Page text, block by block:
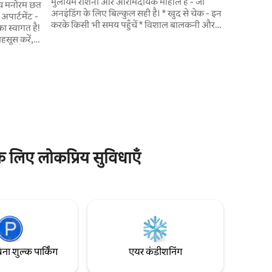
-
स्वागत है!
करें,
अनइंडिंग के लिए बिल्कुल सही है। * खुद से चेक - इन
करके किसी भी समय पहुँचें * विशाल बालकनी और
लोकप्रिय सुविधाएँ
शुल्क पार्किंग एयर कंडीशनिंग